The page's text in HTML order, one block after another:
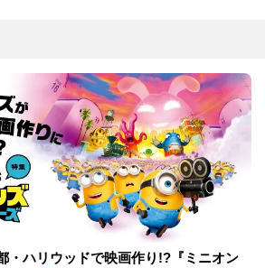
・ハリウッドで映画作り!?『ミニオン